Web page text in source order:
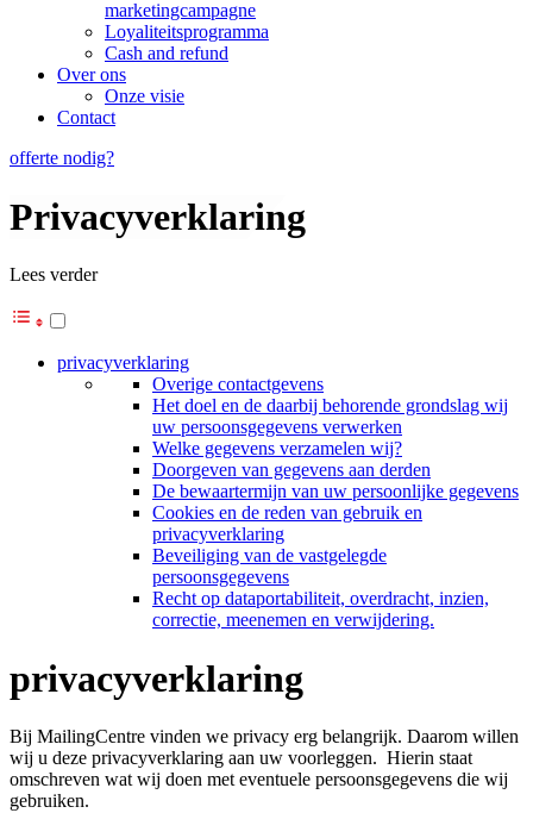
marketingcampagne
Loyaliteitsprogramma
Cash and refund
Over ons
Onze visie
Contact
offerte nodig?
Privacyverklaring
Lees verder
privacyverklaring
Overige contactgevens
Het doel en de daarbij behorende grondslag wij
uw persoonsgegevens verwerken
Welke gegevens verzamelen wij?
Doorgeven van gegevens aan derden
De bewaartermijn van uw persoonlijke gegevens
Cookies en de reden van gebruik en
privacyverklaring
Beveiliging van de vastgelegde
persoonsgegevens
Recht op dataportabiliteit, overdracht, inzien,
correctie, meenemen en verwijdering.
privacyverklaring
Bij MailingCentre vinden we privacy erg belangrijk. Daarom willen
wij u deze privacyverklaring aan uw voorleggen. Hierin staat
omschreven wat wij doen met eventuele persoonsgegevens die wij
gebruiken.